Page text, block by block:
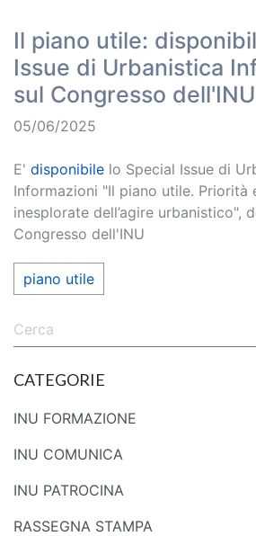
Il piano utile:
Issue di Urbanistica
sul Congresso dell'INU
05/06/2025
E' disponibile lo Special Issue di
Informazioni "Il piano utile. Priorità
inesplorate dell’agire urbanistico",
Congresso dell'INU
piano utile
CATEGORIE
INU FORMAZIONE
INU COMUNICA
INU PATROCINA
RASSEGNA STAMPA